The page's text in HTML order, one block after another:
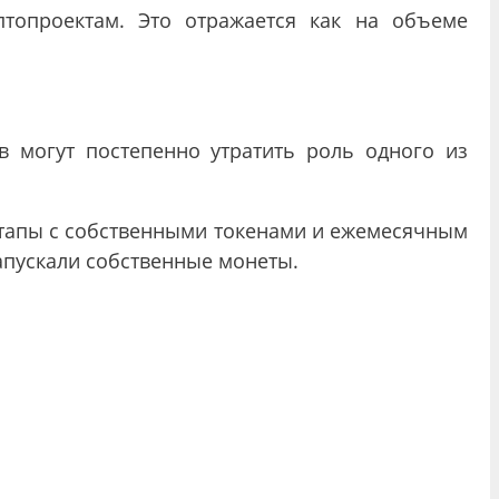
Это отражается как на объеме
постепенно утратить роль одного из
с собственными токенами и ежемесячным
собственные монеты.